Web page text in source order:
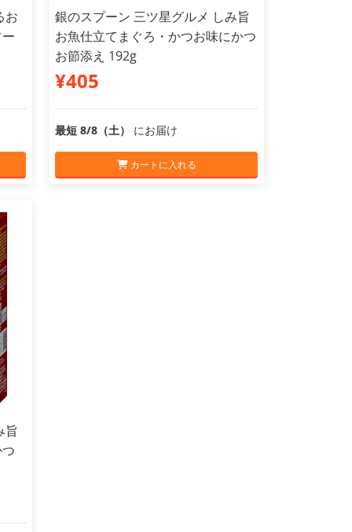
お
銀のスプーン 三ツ星グルメ しみ旨
お魚仕立てまぐろ・かつお味にかつ
お節添え 192g
¥405
最短 8/8（土） にお届け
カートに入れる
旨